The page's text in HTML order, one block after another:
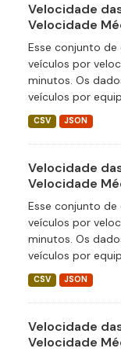
Velocidade
Velocidade
Esse conjunto
veículos por
minutos. Os
veículos por
CSV JSON
Velocidade
Velocidade
Esse conjunto
veículos por
minutos. Os
veículos por
CSV JSON
Velocidade
Velocidade